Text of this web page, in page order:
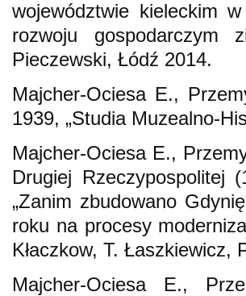
województwie kieleckim
rozwoju
Pieczewski, Łódź 2014.
Majcher-Ociesa E.,
1939, „Studia Muzealno-
Majcher-Ociesa E.,
Drugiej Rzeczypospolitej
„Zanim zbudowano
roku na procesy
Kłaczkow, T. Łaszkiewicz,
Majcher-Ociesa E.,